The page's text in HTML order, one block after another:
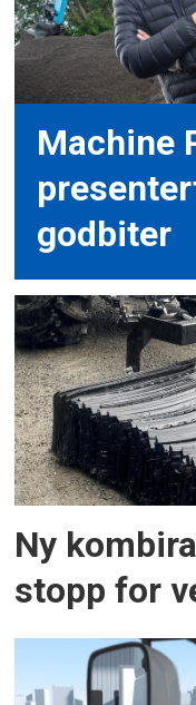
Machine
godbiter
Ny
stopp for